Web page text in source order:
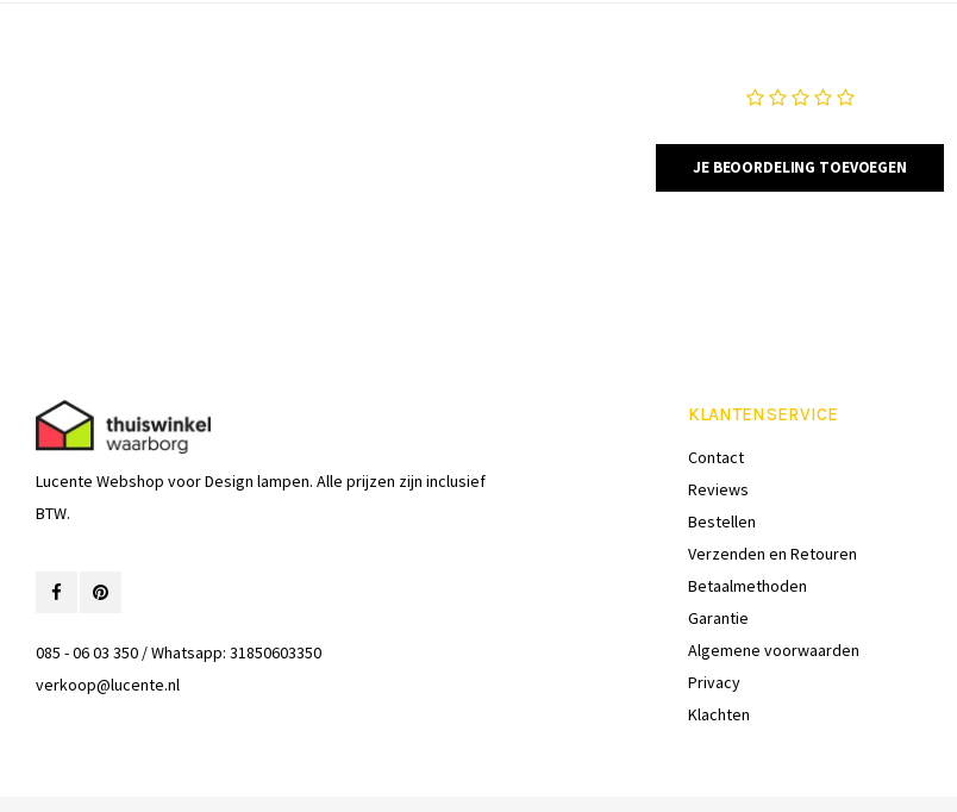
JE BEOORDELING TOEVOEGEN
Lucente Webshop voor Design lampen. Alle prijzen zijn inclusief
BTW.
085 - 06 03 350 / Whatsapp: 31850603350
verkoop@lucente.nl
KLANTENSERVICE
Contact
Reviews
Bestellen
Verzenden en Retouren
Betaalmethoden
Garantie
Algemene voorwaarden
Privacy
Klachten